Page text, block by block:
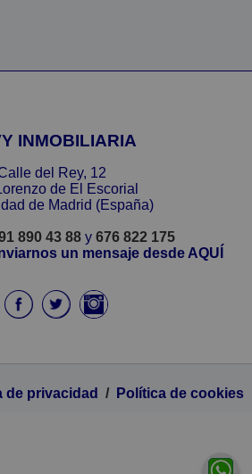
INMOBILIARIA
del Rey, 12
de El Escorial
de Madrid (España)
890 43 88y 676 822 175
un mensaje desde AQUÍ
de privacidad / Política de cookies